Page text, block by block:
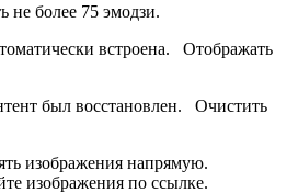
не более 75 эмодзи.
встроена. Отображать
был восстановлен. Очистить
изображения напрямую.
изображения по ссылке.